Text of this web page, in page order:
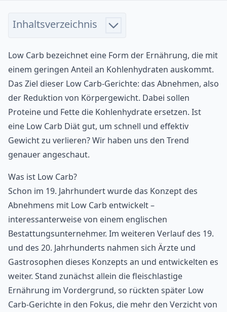
Low Carb bezeichnet eine Form der Ernährung, die mit
einem geringen Anteil an Kohlenhydraten auskommt.
Das Ziel dieser Low Carb-Gerichte: das Abnehmen, also
der Reduktion von Körpergewicht. Dabei sollen
Proteine und Fette die Kohlenhydrate ersetzen. Ist
eine Low Carb Diät gut, um schnell und effektiv
Gewicht zu verlieren? Wir haben uns den Trend
genauer angeschaut.
Was ist Low Carb?
Schon im 19. Jahrhundert wurde das Konzept des
Abnehmens mit Low Carb entwickelt –
interessanterweise von einem englischen
Bestattungsunternehmer. Im weiteren Verlauf des 19.
und des 20. Jahrhunderts nahmen sich Ärzte und
Gastrosophen dieses Konzepts an und entwickelten es
weiter. Stand zunächst allein die fleischlastige
Ernährung im Vordergrund, so rückten später Low
Carb-Gerichte in den Fokus, die mehr den Verzicht von
Inhaltsverzeichnis